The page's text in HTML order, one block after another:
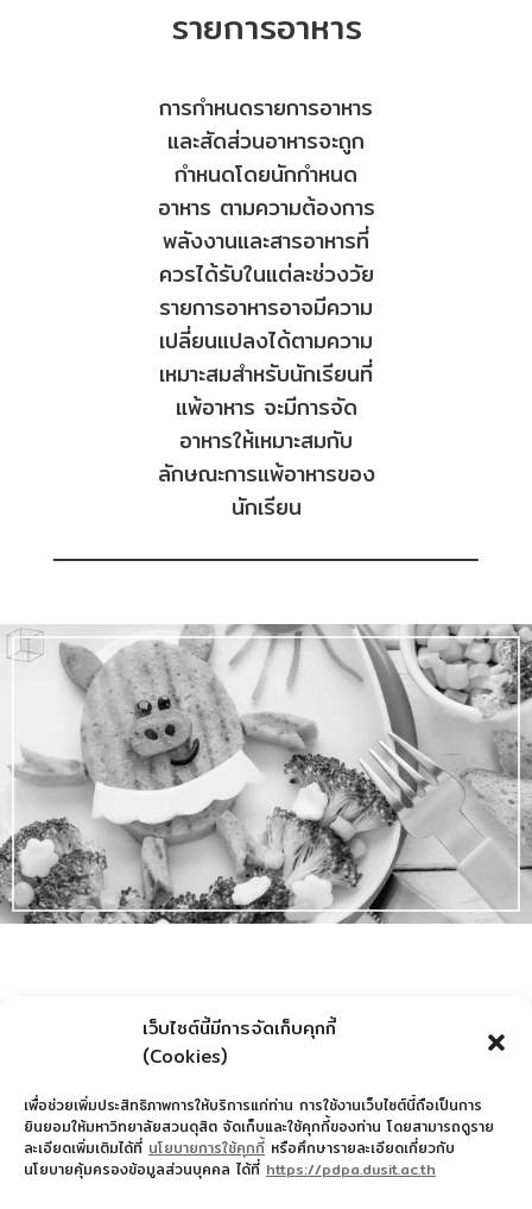
เว็บไซต์นี้มีการจัดเก็บคุกกี้
(Cookies)
เพื่อช่วยเพิ่มประสิทธิภาพการให้บริการแก่ท่าน การใช้งานเว็บไซต์นี้ถือเป็นการ
ยินยอมให้มหาวิทยาลัยสวนดุสิต จัดเก็บและใช้คุกกี้ของท่าน โดยสามารถดูราย
ละเอียดเพิ่มเติมได้ที่ นโยบายการใช้คุกกี้ หรือศึกษารายละเอียดเกี่ยวกับ
นโยบายคุ้มครองข้อมูลส่วนบุคคล ได้ที่ https://pdpa.dusit.ac.th
รายการอาหาร
การกำหนดรายการอาหาร
และสัดส่วนอาหารจะถูก
กำหนดโดยนักกำหนด
อาหาร ตามความต้องการ
พลังงานและสารอาหารที่
ควรได้รับในแต่ละช่วงวัย
รายการอาหารอาจมีความ
เปลี่ยนแปลงได้ตามความ
เหมาะสมสำหรับนักเรียนที่
แพ้อาหาร จะมีการจัด
อาหารให้เหมาะสมกับ
ลักษณะการแพ้อาหารของ
นักเรียน